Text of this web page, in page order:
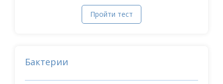
Пройти тест
Бактерии